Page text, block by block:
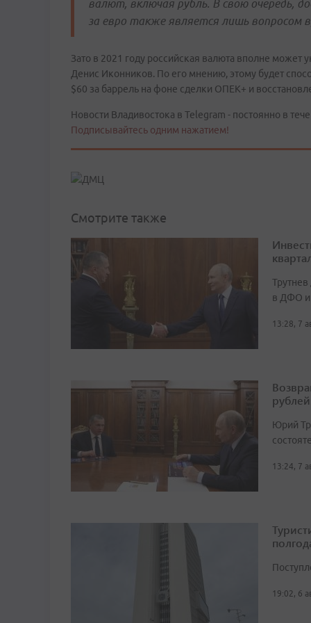
валют, включая рубль. В свою очередь,
за евро также является лишь вопросом
Зато в 2021 году российская валюта вполне может
Денис Иконников. По его мнению, этому будет
$60 за баррель на фоне сделки ОПЕК+ и
Новости Владивостока в Telegram - постоянно в
Подписывайтесь одним нажатием!
Смотрите также
в ДФО и
13:28, 7
Юрий
13:24, 7
19:02, 6